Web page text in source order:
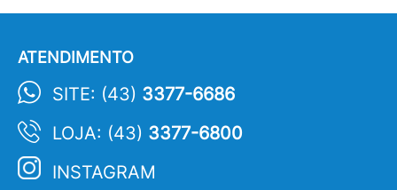
ATENDIMENTO
SITE: (43) 3377-6686
LOJA: (43) 3377-6800
INSTAGRAM